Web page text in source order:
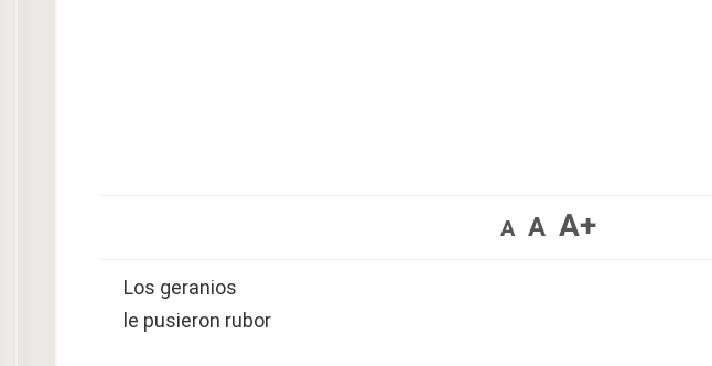
A A A+
Los geranios
le pusieron rubor